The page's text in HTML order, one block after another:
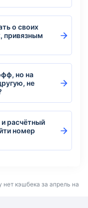
о своих
привязным
но на
не
расчётный
номер
нет кэшбека за апрель на